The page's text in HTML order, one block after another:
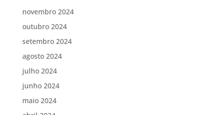
novembro 2024
outubro 2024
setembro 2024
agosto 2024
julho 2024
junho 2024
maio 2024